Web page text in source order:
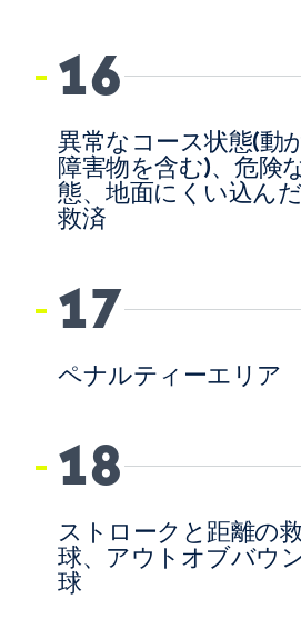
16
異常なコース状態(動
障害物を含む)、危険
態、地面にくい込ん
救済
17
ペナルティーエリア
18
ストロークと距離の
球、アウトオブバウ
球